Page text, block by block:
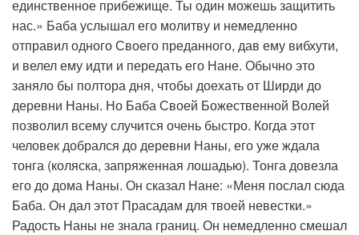
единственное прибежище. Ты один можешь защитить
нас.» Баба услышал его молитву и немедленно
отправил одного Своего преданного, дав ему вибхути,
и велел ему идти и передать его Нане. Обычно это
заняло бы полтора дня, чтобы доехать от Ширди до
деревни Наны. Но Баба Своей Божественной Волей
позволил всему случится очень быстро. Когда этот
человек добрался до деревни Наны, его уже ждала
тонга (коляска, запряженная лошадью). Тонга довезла
его до дома Наны. Он сказал Нане: «Меня послал сюда
Баба. Он дал этот Прасадам для твоей невестки.»
Радость Наны не знала границ. Он немедленно смешал